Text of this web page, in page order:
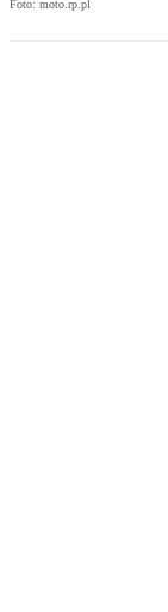
Foto: moto.rp.pl